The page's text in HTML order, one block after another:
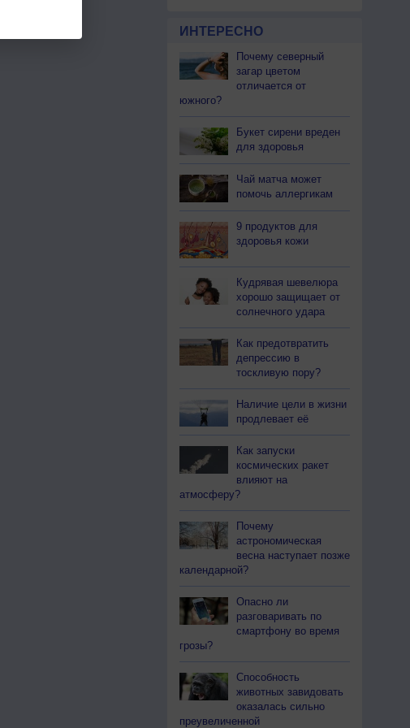
ИНТЕРЕСНО
Почему северный
загар цветом
отличается от
южного?
Букет сирени вреден
для здоровья
Чай матча может
помочь аллергикам
9 продуктов для
здоровья кожи
Кудрявая шевелюра
хорошо защищает от
солнечного удара
Как предотвратить
депрессию в
тоскливую пору?
Наличие цели в жизни
продлевает её
Как запуски
космических ракет
влияют на
атмосферу?
Почему
астрономическая
весна наступает позже
календарной?
Опасно ли
разговаривать по
смартфону во время
грозы?
Способность
животных завидовать
оказалась сильно
преувеличенной